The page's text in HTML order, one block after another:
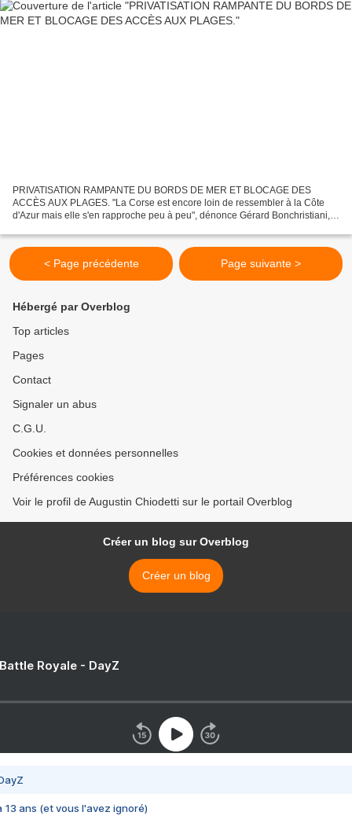
PRIVATISATION RAMPANTE DU BORDS DE MER ET BLOCAGE DES
ACCÈS AUX PLAGES. "La Corse est encore loin de ressembler à la Côte
d'Azur mais elle s'en rapproche peu à peu", dénonce Gérard Bonchristiani,
< Page précédente Page suivante >
Hébergé par Overblog
Top articles
Pages
Contact
Signaler un abus
C.G.U.
Cookies et données personnelles
Préférences cookies
Voir le profil de Augustin Chiodetti sur le portail Overblog
Créer un blog sur Overblog
Créer un blog
Royale - DayZ
13 ans (et vous l'avez ignoré)